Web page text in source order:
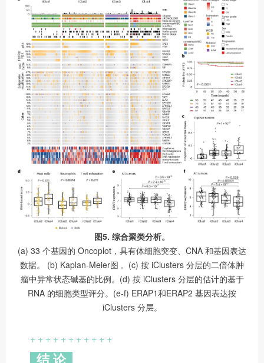
图5. 综合聚类分析。
(a) 33 个基因的 Oncoplot，具有体细胞突变、CNA 和基因表达
数据。 (b) Kaplan-Meier图 。(c) 按 iClusters 分层的二倍体肿
瘤中异常状态碱基的比例。(d) 按 iClusters 分层的估计的基于
RNA 的细胞类型评分。(e-f) ERAP1和ERAP2 基因表达按
iClusters 分层。
+ + + + + + + + + + +
结 论